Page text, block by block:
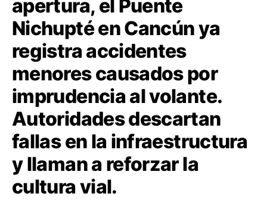
apertura, el Puente
Nichupté en Cancún ya
registra accidentes
menores causados por
imprudencia al volante.
Autoridades descartan
fallas en la infraestructura
y llaman a reforzar la
cultura vial.